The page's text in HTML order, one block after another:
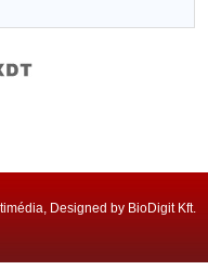
Designed by BioDigit Kft.